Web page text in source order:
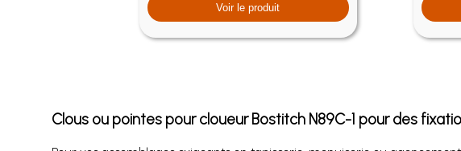
Voir le produit
Clous ou pointes pour cloueur Bostitch N89C-1 pour des